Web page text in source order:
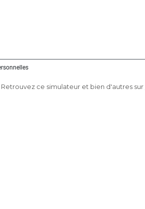
Retrouvez ce simulateur et bien d'autres sur